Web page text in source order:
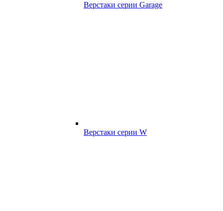
Верстаки серии Garage
Верстаки серии W